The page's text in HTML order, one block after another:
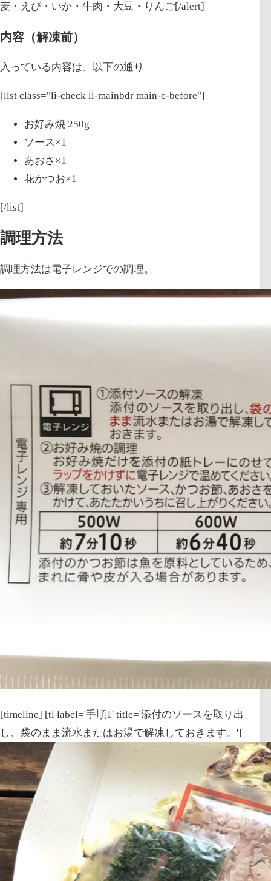
麦・えび・いか・牛肉・大豆・りんご[/alert]
内容（解凍前）
入っている内容は、以下の通り
[list class="li-check li-mainbdr main-c-before"]
お好み焼 250g
ソース×1
あおさ×1
花かつお×1
[/list]
調理方法
調理方法は電子レンジでの調理。
[timeline] [tl label='手順1' title='添付のソースを取り出
し、 袋のまま 流水またはお湯で解凍しておきます。']